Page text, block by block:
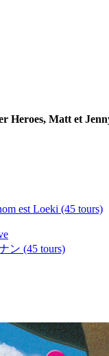
Heroes, Matt et
est Loeki (45 tours)
ン (45 tours)